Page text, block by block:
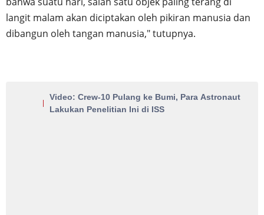
langit malam akan diciptakan oleh pikiran manusia dan
dibangun oleh tangan manusia," tutupnya.
Video: Crew-10 Pulang ke Bumi, Para Astronaut
Lakukan Penelitian Ini di ISS